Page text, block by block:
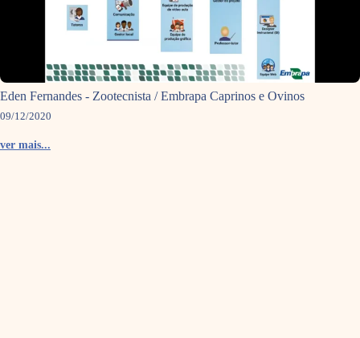
Eden Fernandes - Zootecnista / Embrapa Caprinos e Ovinos
09/12/2020
ver mais...